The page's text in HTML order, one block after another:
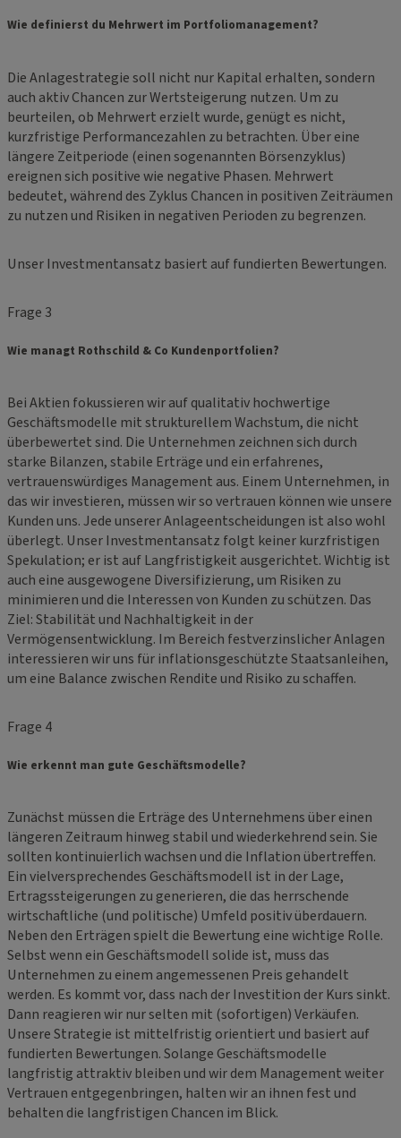
Wie definierst du Mehrwert im Portfoliomanagement?
Die Anlagestrategie soll nicht nur Kapital erhalten, sondern
auch aktiv Chancen zur Wertsteigerung nutzen. Um zu
beurteilen, ob Mehrwert erzielt wurde, genügt es nicht,
kurzfristige Performancezahlen zu betrachten. Über eine
längere Zeitperiode (einen sogenannten Börsenzyklus)
ereignen sich positive wie negative Phasen. Mehrwert
bedeutet, während des Zyklus Chancen in positiven Zeiträumen
zu nutzen und Risiken in negativen Perioden zu begrenzen.
Unser Investmentansatz basiert auf fundierten Bewertungen.
Frage 3
Wie managt Rothschild & Co Kundenportfolien?
Bei Aktien fokussieren wir auf qualitativ hochwertige
Geschäftsmodelle mit strukturellem Wachstum, die nicht
überbewertet sind. Die Unternehmen zeichnen sich durch
starke Bilanzen, stabile Erträge und ein erfahrenes,
vertrauenswürdiges Management aus. Einem Unternehmen, in
das wir investieren, müssen wir so vertrauen können wie unsere
Kunden uns. Jede unserer Anlageentscheidungen ist also wohl
überlegt. Unser Investmentansatz folgt keiner kurzfristigen
Spekulation; er ist auf Langfristigkeit ausgerichtet. Wichtig ist
auch eine ausgewogene Diversifizierung, um Risiken zu
minimieren und die Interessen von Kunden zu schützen. Das
Ziel: Stabilität und Nachhaltigkeit in der
Vermögensentwicklung. Im Bereich festverzinslicher Anlagen
interessieren wir uns für inflationsgeschützte Staatsanleihen,
um eine Balance zwischen Rendite und Risiko zu schaffen.
Frage 4
Wie erkennt man gute Geschäftsmodelle?
Zunächst müssen die Erträge des Unternehmens über einen
längeren Zeitraum hinweg stabil und wiederkehrend sein. Sie
sollten kontinuierlich wachsen und die Inflation übertreffen.
Ein vielversprechendes Geschäftsmodell ist in der Lage,
Ertragssteigerungen zu generieren, die das herrschende
wirtschaftliche (und politische) Umfeld positiv überdauern.
Neben den Erträgen spielt die Bewertung eine wichtige Rolle.
Selbst wenn ein Geschäftsmodell solide ist, muss das
Unternehmen zu einem angemessenen Preis gehandelt
werden. Es kommt vor, dass nach der Investition der Kurs sinkt.
Dann reagieren wir nur selten mit (sofortigen) Verkäufen.
Unsere Strategie ist mittelfristig orientiert und basiert auf
fundierten Bewertungen. Solange Geschäftsmodelle
langfristig attraktiv bleiben und wir dem Management weiter
Vertrauen entgegenbringen, halten wir an ihnen fest und
behalten die langfristigen Chancen im Blick.